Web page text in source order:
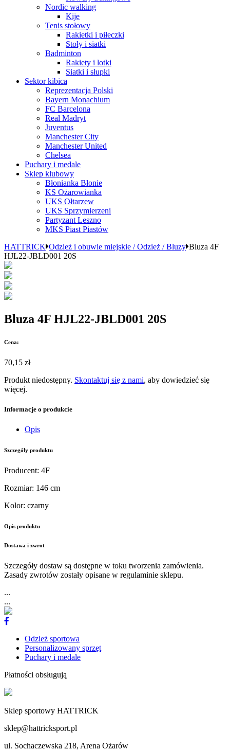
Nordic walking
Kije
Tenis stołowy
Rakietki i piłeczki
Stoły i siatki
Badminton
Rakiety i lotki
Siatki i słupki
Sektor kibica
Reprezentacja Polski
Bayern Monachium
FC Barcelona
Real Madryt
Juventus
Manchester City
Manchester United
Chelsea
Puchary i medale
Sklep klubowy
Błonianka Błonie
KS Ożarowianka
UKS Ołtarzew
UKS Sprzymierzeni
Partyzant Leszno
MKS Piast Piastów
HATTRICK Odzież i obuwie miejskie / Odzież / Bluzy Bluza 4F
HJL22-JBLD001 20S
Bluza 4F HJL22-JBLD001 20S
Cena:
70,15 zł
Produkt niedostępny. Skontaktuj się z nami, aby dowiedzieć się
więcej.
Informacje o produkcie
Opis
Szczegóły produktu
Producent: 4F
Rozmiar: 146 cm
Kolor: czarny
Opis produktu
Dostawa i zwrot
Szczegóły dostaw są dostępne w toku tworzenia zamówienia.
Zasady zwrotów zostały opisane w regulaminie sklepu.
...
...
Odzież sportowa
Personalizowany sprzęt
Puchary i medale
Płatności obsługują
Sklep sportowy HATTRICK
sklep@hattricksport.pl
ul. Sochaczewska 218, Arena Ożarów